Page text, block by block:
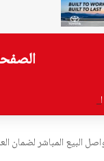
لقاء جمع بزشكيان بخامنئي
البيع المباشر لضمان